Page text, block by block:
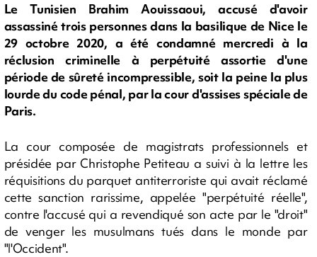
Le Tunisien Brahim Aouissaoui, accusé d'avoir
assassiné trois personnes dans la basilique de Nice le
29 octobre 2020, a été condamné mercredi à la
réclusion criminelle à perpétuité assortie d'une
période de sûreté incompressible, soit la peine la plus
lourde du code pénal, par la cour d'assises spéciale de
Paris.
La cour composée de magistrats professionnels et
présidée par Christophe Petiteau a suivi à la lettre les
réquisitions du parquet antiterroriste qui avait réclamé
cette sanction rarissime, appelée "perpétuité réelle",
contre l'accusé qui a revendiqué son acte par le "droit"
de venger les musulmans tués dans le monde par
"l'Occident".